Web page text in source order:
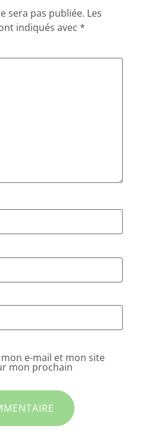
sera pas publiée. Les
indiqués avec*
e-mail et mon site
mon prochain